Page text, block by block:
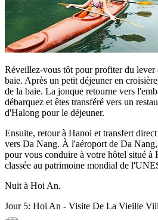
Réveillez-vous tôt pour profiter du lever
baie. Après un petit déjeuner en
de la baie. La jonque retourne vers
débarquez et êtes transféré vers un
d'Halong pour le déjeuner.
Ensuite, retour à Hanoi et transfert
vers Da Nang. À l'aéroport de Da
pour vous conduire à votre hôtel situé
classée au patrimoine mondial de
Nuit à Hoi An.
Jour 5: Hoi An - Visite De La Vieille